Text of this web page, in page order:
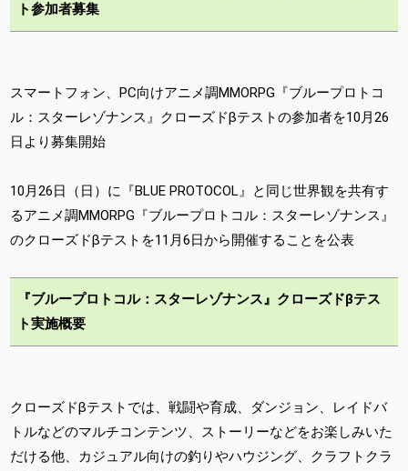
ト参加者募集
スマートフォン、PC向けアニメ調MMORPG『ブループロトコ
ル：スターレゾナンス』クローズドβテストの参加者を10月26
日より募集開始
10月26日（日）に『BLUE PROTOCOL』と同じ世界観を共有す
るアニメ調MMORPG『ブループロトコル：スターレゾナンス』
のクローズドβテストを11月6日から開催することを公表
『ブループロトコル：スターレゾナンス』クローズドβテス
ト実施概要
クローズドβテストでは、戦闘や育成、ダンジョン、レイドバ
トルなどのマルチコンテンツ、ストーリーなどをお楽しみいた
だける他、カジュアル向けの釣りやハウジング、クラフトクラ